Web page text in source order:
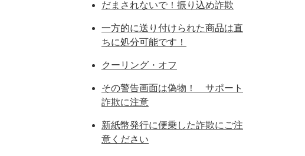
だまされないで！振り込め詐欺
一方的に送り付けられた商品は直
ちに処分可能です！
クーリング・オフ
その警告画面は偽物！ サポート
詐欺に注意
新紙幣発行に便乗した詐欺にご注
意ください